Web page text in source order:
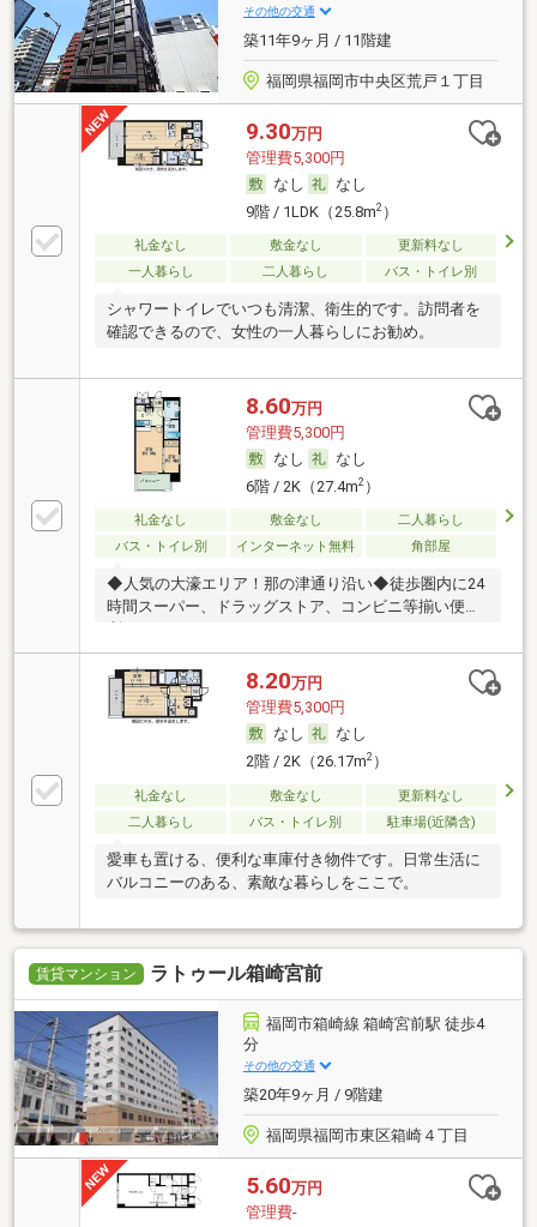
その他の交通
築11年9ヶ月 / 11階建
福岡県福岡市中央区荒戸１丁目
9.30万円
管理費5,300円
なし
なし
9階 / 1LDK（25.8m2）
礼金なし 敷金なし
更新料なし
一人暮らし
二人暮らし バス・トイレ別
シャワートイレでいつも清潔、衛生的です。訪問者を
確認できるので、女性の一人暮らしにお勧め。
8.60万円
管理費5,300円
なし
なし
6階 / 2K（27.4m2）
礼金なし 敷金なし
二人暮らし
バス・トイレ別
インターネット無料 角部屋
◆人気の大濠エリア！那の津通り沿い◆徒歩圏内に24
時間スーパー、ドラッグストア、コンビニ等揃い便
8.20万円
管理費5,300円
なし
なし
2階 / 2K（26.17m2）
礼金なし 敷金なし
更新料なし
二人暮らし
バス・トイレ別 駐車場(近隣含)
愛車も置ける、便利な車庫付き物件です。日常生活に
バルコニーのある、素敵な暮らしをここで。
賃貸マンション ラトゥール箱崎宮前
福岡市箱崎線 箱崎宮前駅 徒歩4
分
その他の交通
築20年9ヶ月 / 9階建
福岡県福岡市東区箱崎４丁目
5.60万円
管理費-